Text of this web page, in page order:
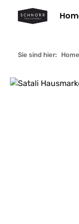
Hauptinhalt
Zur Suche springen
Zur
Sie sind hier: Home
Bildergalerie